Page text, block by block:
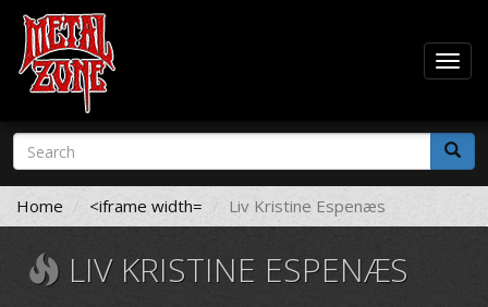
Skip
main
content
Search
form
Search
Home <iframe width= Liv Kristine Espenæs
LIV KRISTINE ESPENÆS